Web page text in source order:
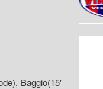
Baggio(15'